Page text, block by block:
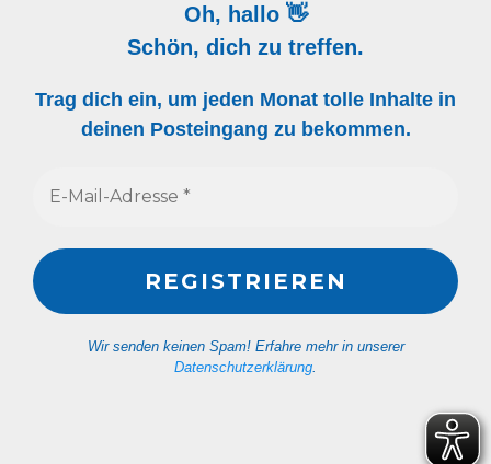
Oh, hallo 👋
Schön, dich zu treffen.
Trag dich ein, um jeden Monat tolle Inhalte in
deinen Posteingang zu bekommen.
Wir senden keinen Spam! Erfahre mehr in unserer
Datenschutzerklärung